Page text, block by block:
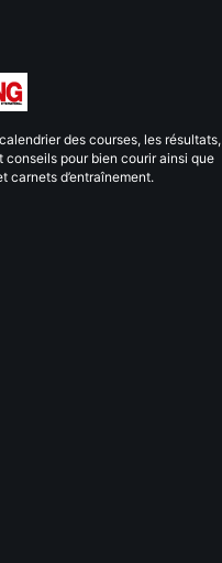
des courses, les résultats,
conseils pour bien courir ainsi que
carnets d’entraînement.